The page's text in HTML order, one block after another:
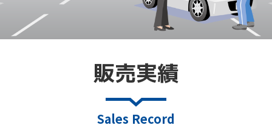
販売実績
Sales Record